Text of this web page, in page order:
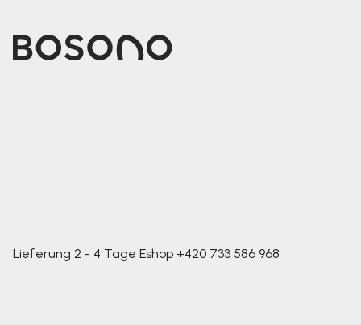
Lieferung 2 - 4 Tage Eshop +420 733 586 968